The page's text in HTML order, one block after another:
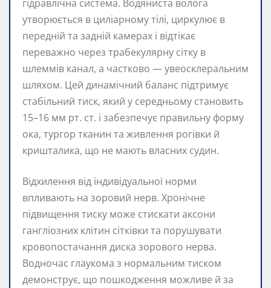
гідравлічна система. Водяниста волога
утворюється в циліарному тілі, циркулює в
передній та задній камерах і відтікає
переважно через трабекулярну сітку в
шлеммів канал, а частково — увеосклеральним
шляхом. Цей динамічний баланс підтримує
стабільний тиск, який у середньому становить
15–16 мм рт. ст. і забезпечує правильну форму
ока, тургор тканин та живлення рогівки й
кришталика, що не мають власних судин.
Відхилення від індивідуальної норми
впливають на зоровий нерв. Хронічне
підвищення тиску може стискати аксони
гангліозних клітин сітківки та порушувати
кровопостачання диска зорового нерва.
Водночас глаукома з нормальним тиском
демонструє, що пошкодження можливе й за